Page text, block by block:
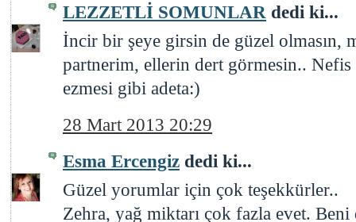
LEZZETLİ SOMUNLAR dedi ki...
İncir bir şeye girsin de güzel olmasın,
partnerim, ellerin dert görmesin..
ezmesi gibi adeta:)
28 Mart 2013 20:29
Esma Ercengiz dedi ki...
Güzel yorumlar için çok teşekkürler..
Zehra, yağ miktarı çok fazla evet.